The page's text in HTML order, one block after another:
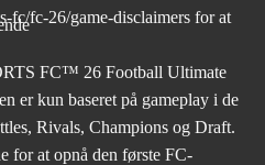
fc/fc-26/game-disclaimers for at
FC™ 26 Football Ultimate
er kun baseret på gameplay i de
Rivals, Champions og Draft.
for at opnå den første FC-